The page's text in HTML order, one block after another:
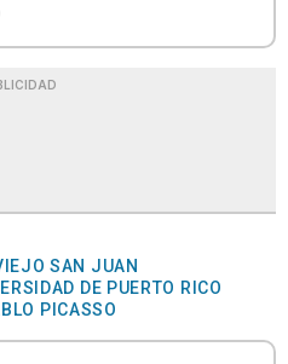
SAN JUAN
DE PUERTO RICO
PICASSO